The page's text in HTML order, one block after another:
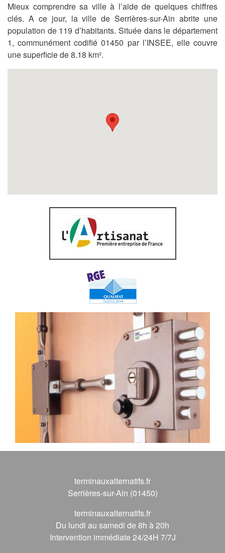
Mieux comprendre sa ville à l’aide de quelques chiffres
clés. A ce jour, la ville de Serrières-sur-Ain abrite une
population de 119 d’habitants. Située dans le département
1, communément codifié 01450 par l’INSEE, elle couvre
une superficie de 8.18 km².
terminauxalternatifs.fr
Serrières-sur-Ain (01450)
terminauxalternatifs.fr
Du lundi au samedi de 8h à 20h
Intervention immédiate 24/24H 7/7J